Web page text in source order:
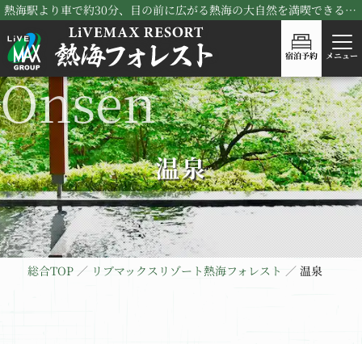
熱海駅より車で約30分、目の前に広がる熱海の大自然を満喫できる！リブマックスリゾート熱海フォレスト
宿泊予約 メニュー
温泉
総合TOP リブマックスリゾート熱海フォレスト 温泉